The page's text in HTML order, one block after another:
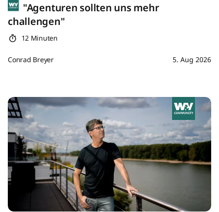
"Agenturen sollten uns mehr
challengen"
12 Minuten
Conrad Breyer 5. Aug 2026